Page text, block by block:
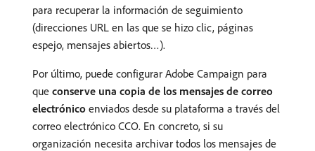
para recuperar la información de seguimiento
(direcciones URL en las que se hizo clic, páginas
espejo, mensajes abiertos…).
Por último, puede configurar Adobe Campaign para
que conserve una copia de los mensajes de correo
electrónico enviados desde su plataforma a través del
correo electrónico CCO. En concreto, si su
organización necesita archivar todos los mensajes de